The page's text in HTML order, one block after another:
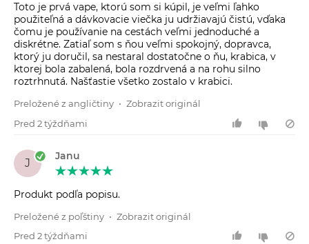
Toto je prvá vape, ktorú som si kúpil, je veľmi ľahko
použiteľná a dávkovacie viečka ju udržiavajú čistú, vďaka
čomu je používanie na cestách veľmi jednoduché a
diskrétne. Zatiaľ som s ňou veľmi spokojný, dopravca,
ktorý ju doručil, sa nestaral dostatočne o ňu, krabica, v
ktorej bola zabalená, bola rozdrvená a na rohu silno
roztrhnutá. Našťastie všetko zostalo v krabici.
Preložené z angličtiny • Zobrazit originál
Pred 2 týždňami
J
Janu
Produkt podľa popisu.
Preložené z poľštiny • Zobrazit originál
Pred 2 týždňami